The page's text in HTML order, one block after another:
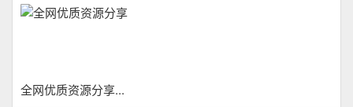
全网优质资源分享...